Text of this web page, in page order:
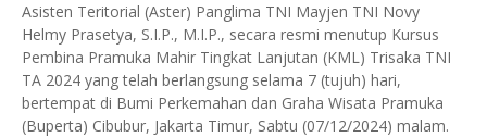
Asisten Teritorial (Aster) Panglima TNI Mayjen TNI Novy
Helmy Prasetya, S.I.P., M.I.P., secara resmi menutup Kursus
Pembina Pramuka Mahir Tingkat Lanjutan (KML) Trisaka TNI
TA 2024 yang telah berlangsung selama 7 (tujuh) hari,
bertempat di Bumi Perkemahan dan Graha Wisata Pramuka
(Buperta) Cibubur, Jakarta Timur, Sabtu (07/12/2024) malam.